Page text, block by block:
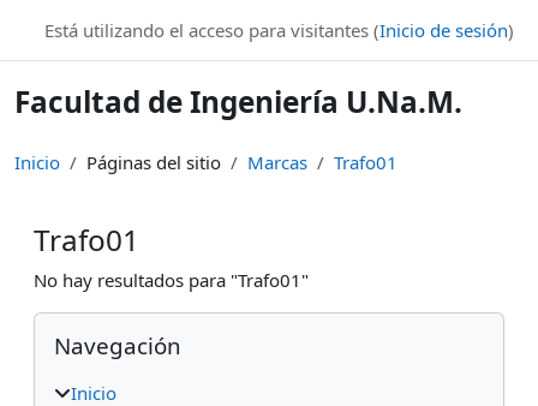
Está utilizando el acceso para visitantes (Inicio de sesión)
Facultad de Ingeniería U.Na.M.
Inicio Páginas del sitio Marcas Trafo01
Trafo01
No hay resultados para "Trafo01"
Bloques
Salta Navegación
Navegación
Inicio